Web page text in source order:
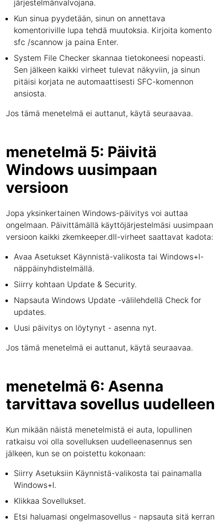
järjestelmänvalvojana.
Kun sinua pyydetään, sinun on annettava
komentoriville lupa tehdä muutoksia. Kirjoita komento
sfc /scannow ja paina Enter.
System File Checker skannaa tietokoneesi nopeasti.
Sen jälkeen kaikki virheet tulevat näkyviin, ja sinun
pitäisi korjata ne automaattisesti SFC-komennon
ansiosta.
Jos tämä menetelmä ei auttanut, käytä seuraavaa.
menetelmä 5: Päivitä
Windows uusimpaan
versioon
Jopa yksinkertainen Windows-päivitys voi auttaa
ongelmaan. Päivittämällä käyttöjärjestelmäsi uusimpaan
versioon kaikki zkemkeeper.dll-virheet saattavat kadota:
Avaa Asetukset Käynnistä-valikosta tai Windows+I-
näppäinyhdistelmällä.
Siirry kohtaan Update & Security.
Napsauta Windows Update -välilehdellä Check for
updates.
Uusi päivitys on löytynyt - asenna nyt.
Jos tämä menetelmä ei auttanut, käytä seuraavaa.
menetelmä 6: Asenna
tarvittava sovellus uudelleen
Kun mikään näistä menetelmistä ei auta, lopullinen
ratkaisu voi olla sovelluksen uudelleenasennus sen
jälkeen, kun se on poistettu kokonaan:
Siirry Asetuksiin Käynnistä-valikosta tai painamalla
Windows+I.
Klikkaa Sovellukset.
Etsi haluamasi ongelmasovellus - napsauta sitä kerran